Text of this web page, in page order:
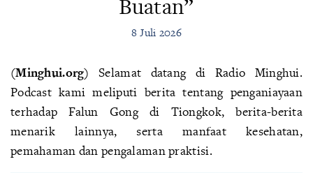
Buatan”
8 Juli 2026
(Minghui.org) Selamat datang di Radio Minghui.
Podcast kami meliputi berita tentang penganiayaan
terhadap Falun Gong di Tiongkok, berita-berita
menarik lainnya, serta manfaat kesehatan,
pemahaman dan pengalaman praktisi.